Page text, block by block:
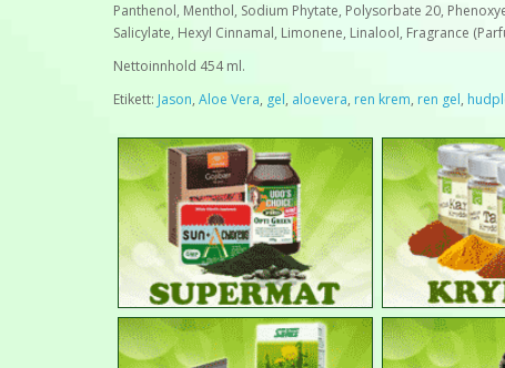
Panthenol, Menthol, Sodium Phytate, Polysorbate 20,
Salicylate, Hexyl Cinnamal, Limonene, Linalool, Fragrance
Nettoinnhold 454 ml.
Etikett: Jason, Aloe Vera, gel, aloevera, ren krem, ren gel,